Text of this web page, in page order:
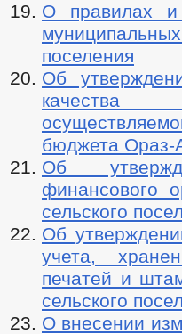
О правилах и
поселения
Об
качества
бюджета Ораз-
Об
финансового
сельского
Об
учета,
печатей и
сельского
О внесении